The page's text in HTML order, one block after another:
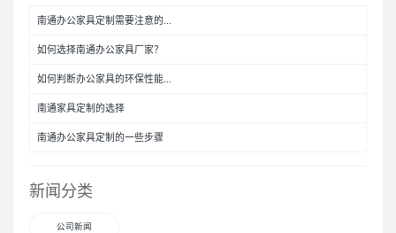
南通办公家具定制需要注意的...
如何选择南通办公家具厂家？
如何判断办公家具的环保性能...
南通家具定制的选择
南通办公家具定制的一些步骤
新闻分类
公司新闻